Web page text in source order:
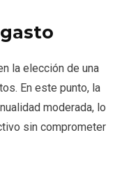
la elección de una
En este punto, la
moderada, lo
sin comprometer